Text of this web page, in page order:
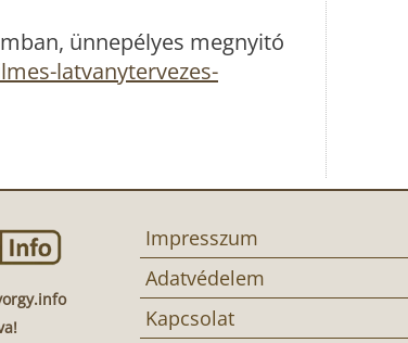
ünnepélyes megnyitó
latvanytervezes-
Impresszum
Adatvédelem
Kapcsolat